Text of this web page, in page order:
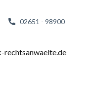
02651 - 98900
rechtsanwaelte.de